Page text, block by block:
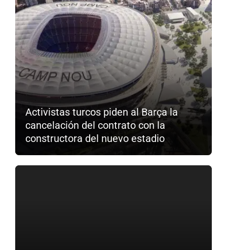
Activistas turcos piden al Barça la
cancelación del contrato con la
constructora del nuevo estadio